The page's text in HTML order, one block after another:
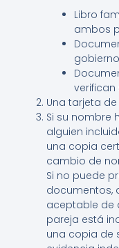
Libro
ambos
gobierno
verifican
Una tarjeta
Si su nombre
alguien
una copia
cambio de
Si no puede
documentos,
aceptable de
pareja está
una copia de